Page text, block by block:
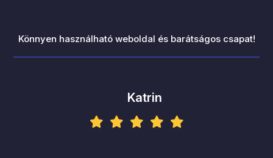
Könnyen használható weboldal és barátságos csapat!
Katrin